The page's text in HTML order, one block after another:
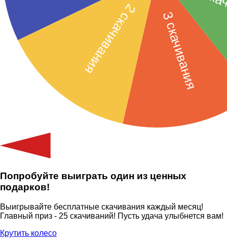
Попробуйте выиграть один из ценных
подарков!
Выигрывайте бесплатные скачивания каждый месяц!
Главный приз - 25 скачиваний! Пусть удача улыбнется вам!
Крутить колесо